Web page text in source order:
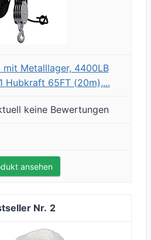
mit Metalllager, 4400LB
Hubkraft 65FT (20m),...
keine Bewertungen
ansehen
2